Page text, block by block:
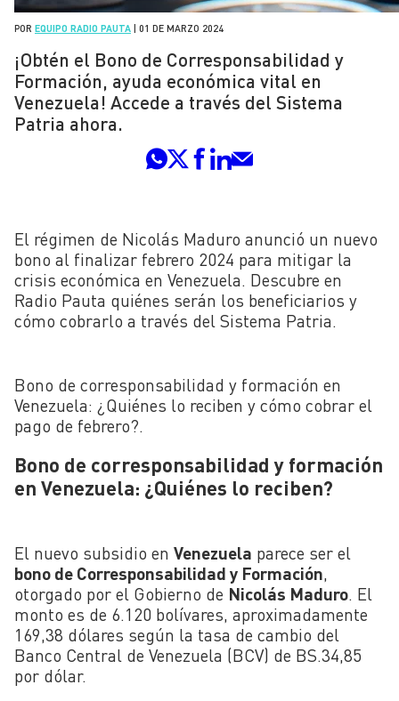
POR EQUIPO RADIO PAUTA 01 DE MARZO 2024
¡Obtén el Bono de Corresponsabilidad y
Formación, ayuda económica vital en
Venezuela! Accede a través del Sistema
Patria ahora.
El régimen de Nicolás Maduro anunció un nuevo
bono al finalizar febrero 2024 para mitigar la
crisis económica en Venezuela. Descubre en
Radio Pauta quiénes serán los beneficiarios y
cómo cobrarlo a través del Sistema Patria.
Bono de corresponsabilidad y formación en
Venezuela: ¿Quiénes lo reciben y cómo cobrar el
pago de febrero?.
Bono de corresponsabilidad y formación
en Venezuela: ¿Quiénes lo reciben?
El nuevo subsidio en Venezuela parece ser el
bono de Corresponsabilidad y Formación,
otorgado por el Gobierno de Nicolás Maduro. El
monto es de 6.120 bolívares, aproximadamente
169,38 dólares según la tasa de cambio del
Banco Central de Venezuela (BCV) de BS.34,85
por dólar.